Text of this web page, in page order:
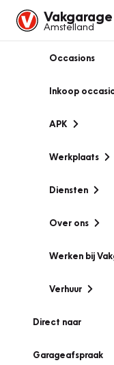
Vakgarage
Amstelland
Occasions
Inkoop
APK
Werkplaats
Diensten
Over ons
Werken bij
Verhuur
Direct naar
Garageafspraak